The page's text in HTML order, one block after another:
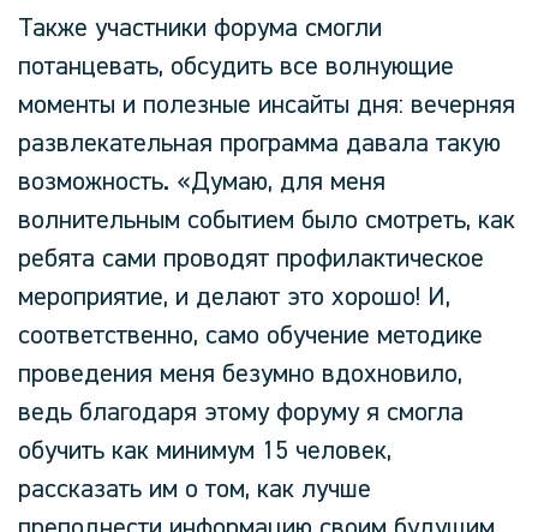
Также участники форума смогли
потанцевать, обсудить все волнующие
моменты и полезные инсайты дня: вечерняя
развлекательная программа давала такую
возможность. «Думаю, для меня
волнительным событием было смотреть, как
ребята сами проводят профилактическое
мероприятие, и делают это хорошо! И,
соответственно, само обучение методике
проведения меня безумно вдохновило,
ведь благодаря этому форуму я смогла
обучить как минимум 15 человек,
рассказать им о том, как лучше